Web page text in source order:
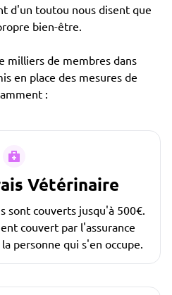
d'un toutou nous disent que
bien-être.
milliers de membres dans
en place des mesures de
:
Vétérinaire
sont couverts jusqu'à 500€.
couvert par l'assurance
personne qui s'en occupe.